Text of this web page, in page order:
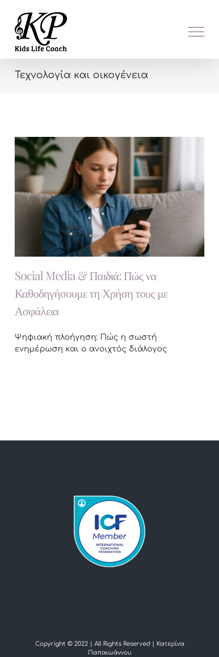
content
Τεχνολογία και οικογένεια
Social Media & Παιδιά: Πώς να
Καθοδηγήσουμε τη Χρήση τους με
Ασφάλεια
​Ψηφιακή πλοήγηση: Πώς η σωστή
ενημέρωση και ο ανοιχτός διάλογος
Copyright © 2022 | All Rights Reserved |
Κατερίνα
Παπαιωάννου